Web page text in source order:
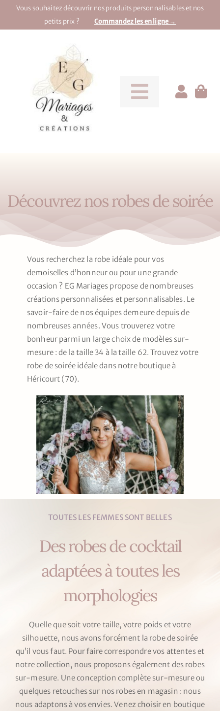
Passer
contenu
Vous souhaitez découvrir nos produits personnalisables et nos
petits prix ?
Commandez les en ligne →
Toggle
Pour la mariée
Notre boutique – Notre histoire
Prenez RDV
Découvrez nos robes de soirée
Vous recherchez la robe idéale pour vos
demoiselles d’honneur ou pour une grande
occasion ? EG Mariages propose de nombreuses
créations personnalisées et personnalisables. Le
savoir-faire de nos équipes demeure depuis de
nombreuses années. Vous trouverez votre
bonheur parmi un large choix de modèles sur-
mesure : de la taille 34 à la taille 62. Trouvez votre
robe de soirée idéale dans notre boutique à
Héricourt (70).
TOUTES LES FEMMES SONT BELLES
Des robes de cocktail
adaptées à toutes les
morphologies
Quelle que soit votre taille, votre poids et votre
silhouette, nous avons forcément la robe de soirée
qu’il vous faut. Pour faire correspondre vos attentes et
notre collection, nous proposons également des robes
sur-mesure. Une conception complète sur-mesure ou
quelques retouches sur nos robes en magasin : nous
nous adaptons à vos envies. Venez choisir en boutique